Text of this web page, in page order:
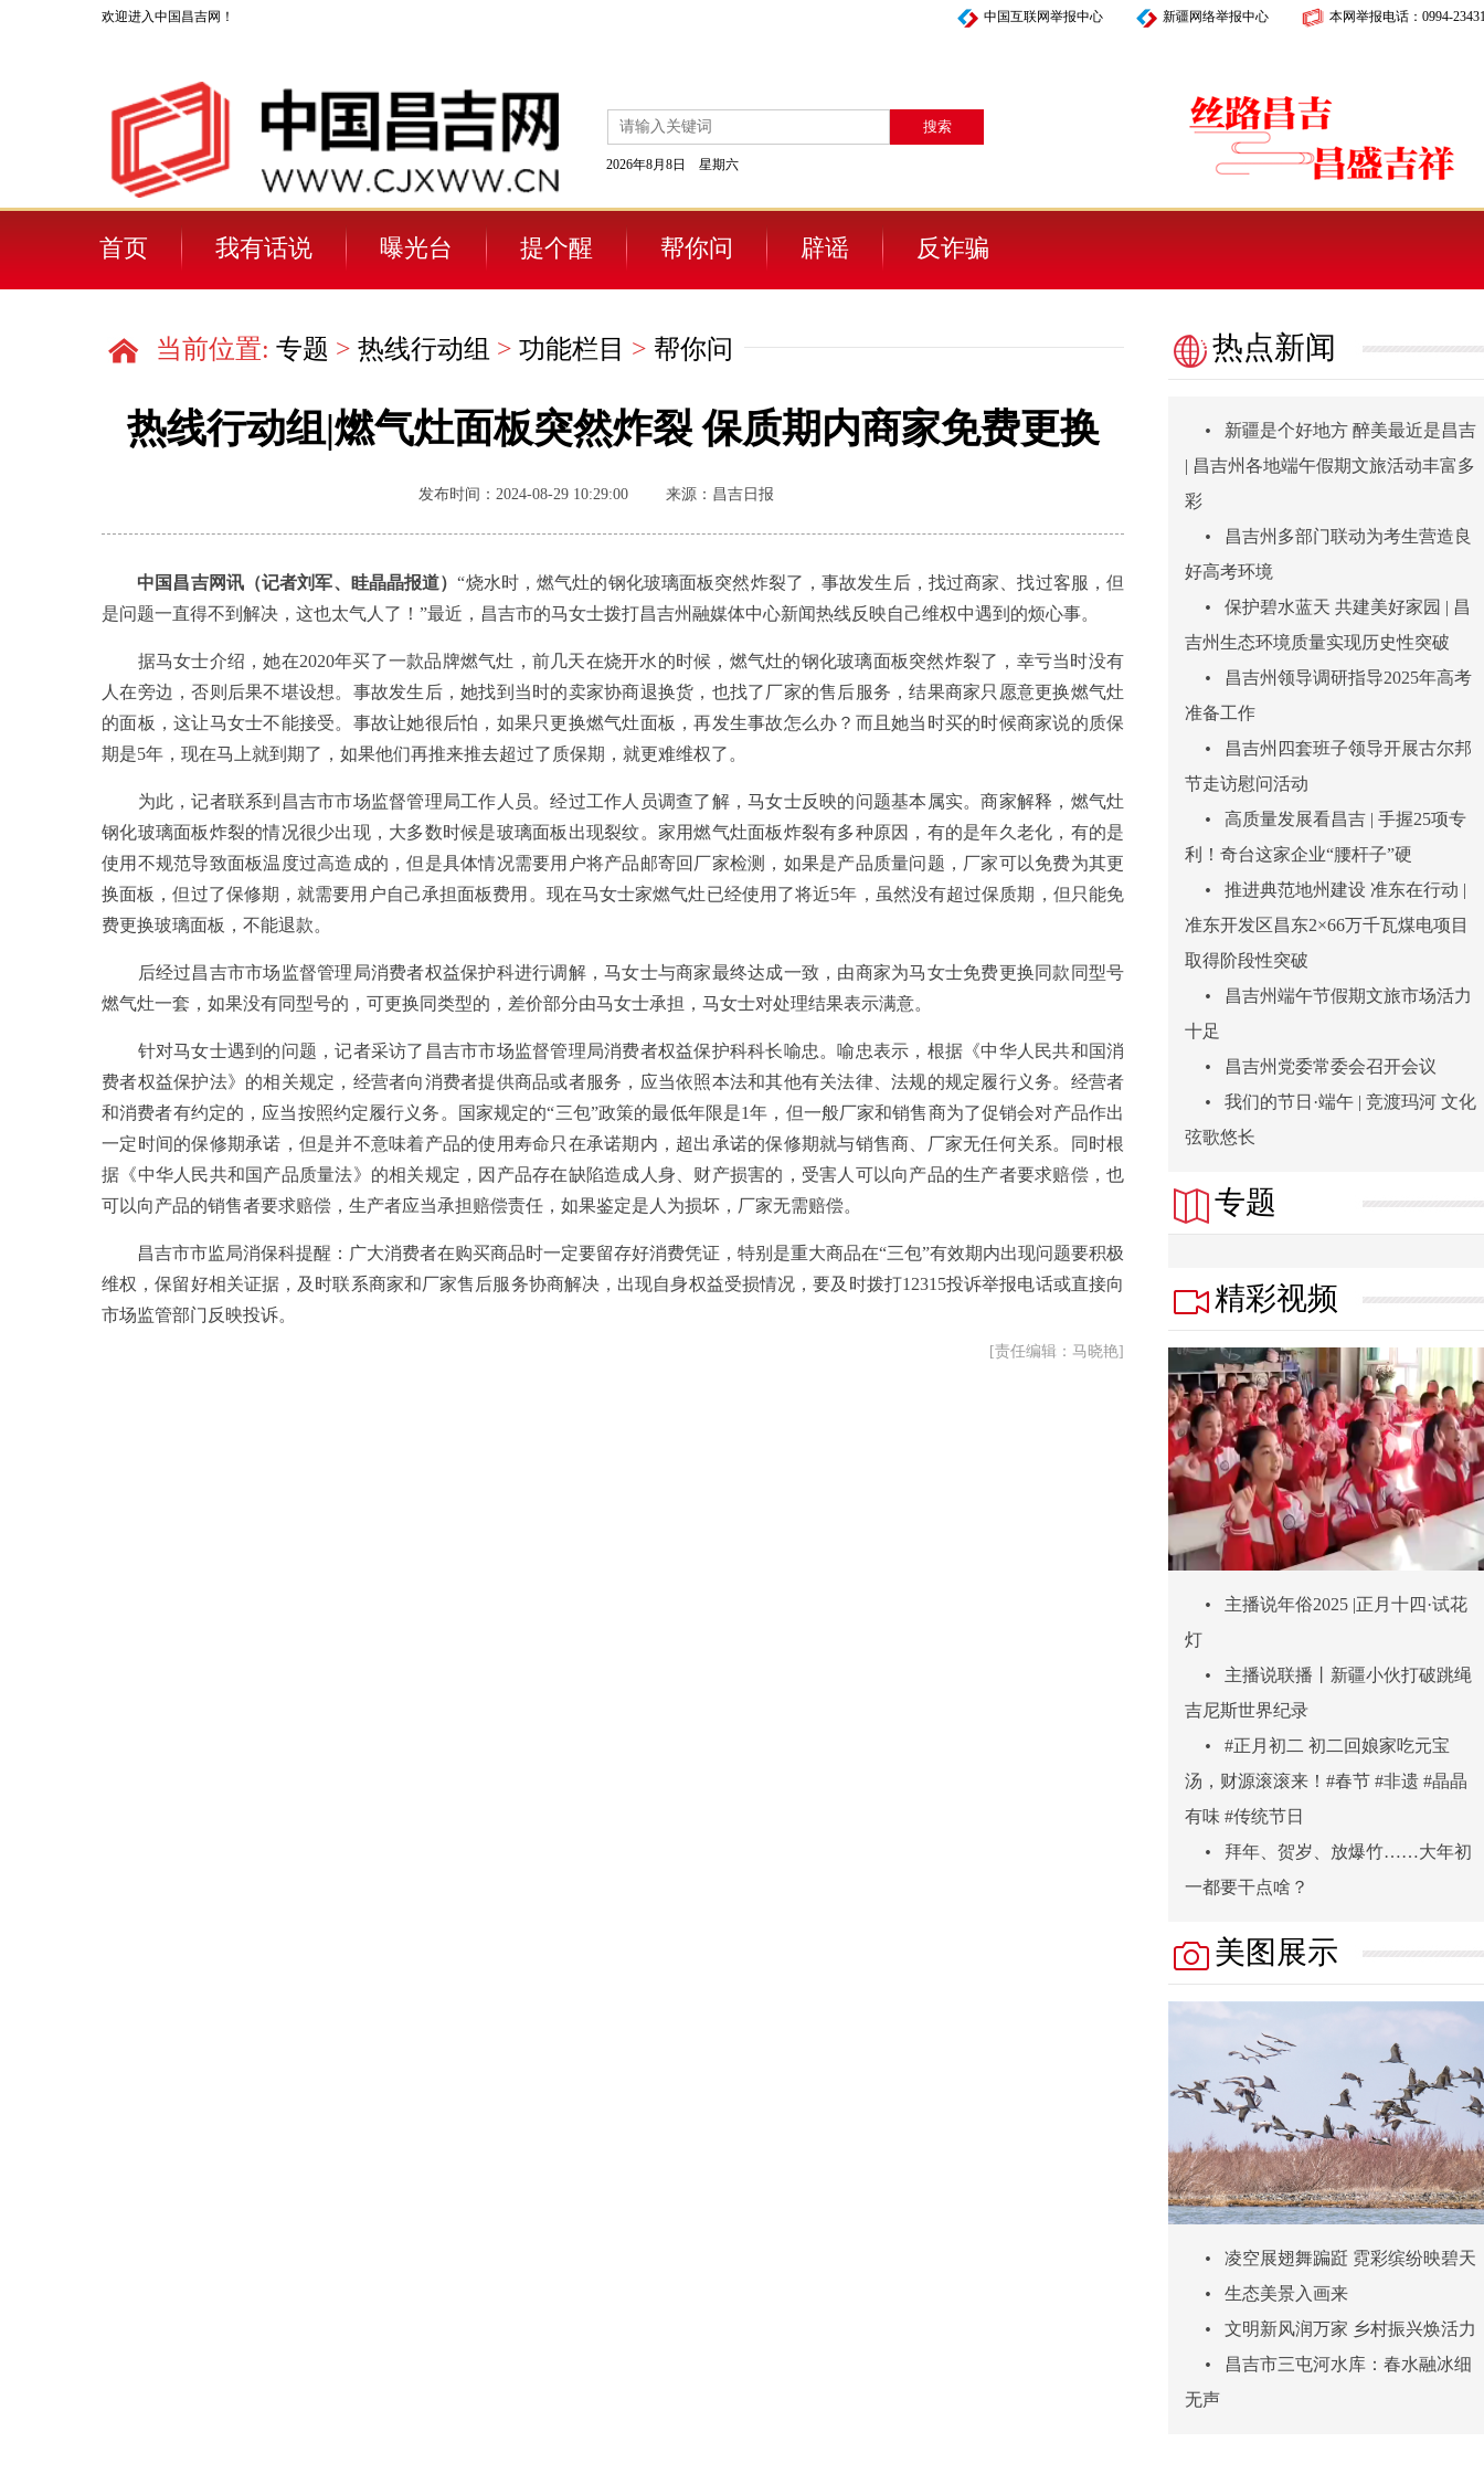
欢迎进入中国昌吉网！ 中国互联网举报中心 新疆网络举报中心 本网举报电话： 0994-
2026年8月8日 星期六
首页 我有话说 曝光台 提个醒 帮你问 辟谣 反诈骗
当前位置: 专题 > 热线行动组 > 功能栏目 > 帮你问
热线行动组|燃气灶面板突然炸裂 保质期内商家免费更换
发布时间：2024-08-29 10:29:00 来源：昌吉日报
中国昌吉网讯（记者刘军、眭晶晶报道）“烧水时，燃气灶的钢化玻璃面板突然炸裂了，事故发生后，找过商家、找过客服，但
是问题一直得不到解决，这也太气人了！”最近，昌吉市的马女士拨打昌吉州融媒体中心新闻热线反映自己维权中遇到的烦心事。
据马女士介绍，她在2020年买了一款品牌燃气灶，前几天在烧开水的时候，燃气灶的钢化玻璃面板突然炸裂了，幸亏当时没有
人在旁边，否则后果不堪设想。事故发生后，她找到当时的卖家协商退换货，也找了厂家的售后服务，结果商家只愿意更换燃气灶
的面板，这让马女士不能接受。事故让她很后怕，如果只更换燃气灶面板，再发生事故怎么办？而且她当时买的时候商家说的质保
期是5年，现在马上就到期了，如果他们再推来推去超过了质保期，就更难维权了。
为此，记者联系到昌吉市市场监督管理局工作人员。经过工作人员调查了解，马女士反映的问题基本属实。商家解释，燃气灶
钢化玻璃面板炸裂的情况很少出现，大多数时候是玻璃面板出现裂纹。家用燃气灶面板炸裂有多种原因，有的是年久老化，有的是
使用不规范导致面板温度过高造成的，但是具体情况需要用户将产品邮寄回厂家检测，如果是产品质量问题，厂家可以免费为其更
换面板，但过了保修期，就需要用户自己承担面板费用。现在马女士家燃气灶已经使用了将近5年，虽然没有超过保质期，但只能免
费更换玻璃面板，不能退款。
后经过昌吉市市场监督管理局消费者权益保护科进行调解，马女士与商家最终达成一致，由商家为马女士免费更换同款同型号
燃气灶一套，如果没有同型号的，可更换同类型的，差价部分由马女士承担，马女士对处理结果表示满意。
针对马女士遇到的问题，记者采访了昌吉市市场监督管理局消费者权益保护科科长喻忠。喻忠表示，根据《中华人民共和国消
费者权益保护法》的相关规定，经营者向消费者提供商品或者服务，应当依照本法和其他有关法律、法规的规定履行义务。经营者
和消费者有约定的，应当按照约定履行义务。国家规定的“三包”政策的最低年限是1年，但一般厂家和销售商为了促销会对产品作出
一定时间的保修期承诺，但是并不意味着产品的使用寿命只在承诺期内，超出承诺的保修期就与销售商、厂家无任何关系。同时根
据《中华人民共和国产品质量法》的相关规定，因产品存在缺陷造成人身、财产损害的，受害人可以向产品的生产者要求赔偿，也
可以向产品的销售者要求赔偿，生产者应当承担赔偿责任，如果鉴定是人为损坏，厂家无需赔偿。
昌吉市市监局消保科提醒：广大消费者在购买商品时一定要留存好消费凭证，特别是重大商品在“三包”有效期内出现问题要积极
维权，保留好相关证据，及时联系商家和厂家售后服务协商解决，出现自身权益受损情况，要及时拨打12315投诉举报电话或直接向
市场监管部门反映投诉。
[责任编辑：马晓艳]
热点新闻
•
新疆是个好地方 醉美最近是昌吉
| 昌吉州各地端午假期文旅活动丰富多
彩
•
昌吉州多部门联动为考生营造良
好高考环境
•
保护碧水蓝天 共建美好家园 | 昌
吉州生态环境质量实现历史性突破
•
昌吉州领导调研指导2025年高考
准备工作
•
昌吉州四套班子领导开展古尔邦
节走访慰问活动
•
高质量发展看昌吉 | 手握25项专
利！奇台这家企业“腰杆子”硬
•
推进典范地州建设 准东在行动 |
准东开发区昌东2×66万千瓦煤电项目
取得阶段性突破
•
昌吉州端午节假期文旅市场活力
十足
•
昌吉州党委常委会召开会议
•
我们的节日·端午 | 竞渡玛河 文化
弦歌悠长
专题
精彩视频
•
主播说年俗2025 |正月十四·试花
灯
•
主播说联播丨新疆小伙打破跳绳
吉尼斯世界纪录
•
#正月初二 初二回娘家吃元宝
汤，财源滚滚来！#春节 #非遗 #晶晶
有味 #传统节日
•
拜年、贺岁、放爆竹……大年初
一都要干点啥？
美图展示
•
凌空展翅舞蹁跹 霓彩缤纷映碧天
•
生态美景入画来
•
文明新风润万家 乡村振兴焕活力
•
昌吉市三屯河水库：春水融冰细
无声